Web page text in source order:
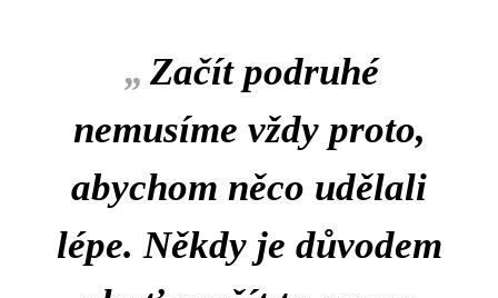
„ Začít podruhé
nemusíme vždy proto,
abychom něco udělali
lépe. Někdy je důvodem